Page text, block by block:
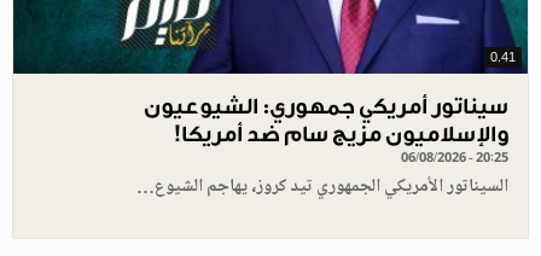
0.41
سيناتور أمريكي جمهوري: الشيوعيون
والإسلاميون مزيج سام ضد أمريكا!
06/08/2026 - 20:25
السيناتور الأمريكي الجمهوري تيد كروز، يهاجم الشيوع…